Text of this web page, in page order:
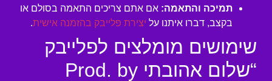
תמיכה והתאמה: אם אתם צריכים התאמה בסולם או
בקצב, דברו איתנו על יצירת פלייבק בהזמנה אישית.
שימושים מומלצים לפלייבק
“שלום אהובתי Prod. by